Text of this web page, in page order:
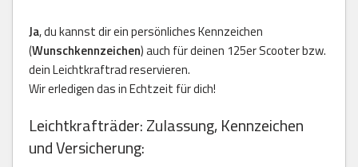
Ja, du kannst dir ein persönliches Kennzeichen
(Wunschkennzeichen) auch für deinen 125er Scooter bzw.
dein Leichtkraftrad reservieren.
Wir erledigen das in Echtzeit für dich!
Leichtkrafträder: Zulassung, Kennzeichen
und Versicherung: